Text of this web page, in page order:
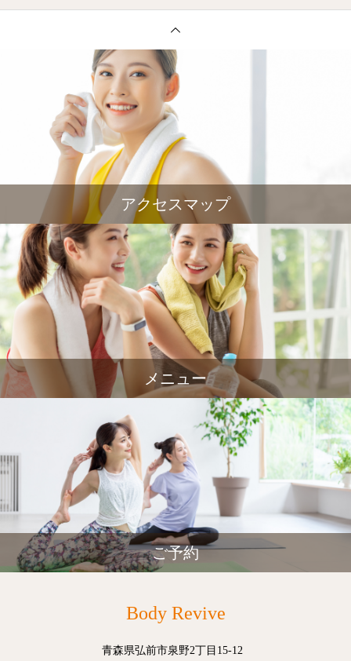
アクセスマップ
メニュー
ご予約
Body Revive
青森県弘前市泉野2丁目15-12